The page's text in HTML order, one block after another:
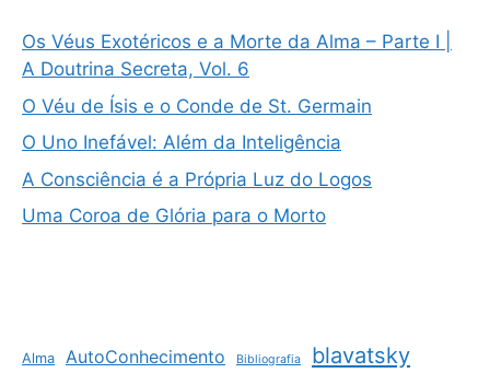
Os Véus Exotéricos e a Morte da Alma – Parte I |
A Doutrina Secreta, Vol. 6
O Véu de Ísis e o Conde de St. Germain
O Uno Inefável: Além da Inteligência
A Consciência é a Própria Luz do Logos
Uma Coroa de Glória para o Morto
Alma AutoConhecimento Bibliografia blavatsky